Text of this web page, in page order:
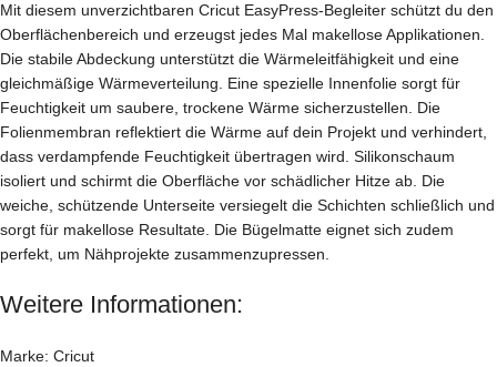
Mit diesem unverzichtbaren Cricut EasyPress-Begleiter schützt du den
Oberflächenbereich und erzeugst jedes Mal makellose Applikationen.
Die stabile Abdeckung unterstützt die Wärmeleitfähigkeit und eine
gleichmäßige Wärmeverteilung. Eine spezielle Innenfolie sorgt für
Feuchtigkeit um saubere, trockene Wärme sicherzustellen. Die
Folienmembran reflektiert die Wärme auf dein Projekt und verhindert,
dass verdampfende Feuchtigkeit übertragen wird. Silikonschaum
isoliert und schirmt die Oberfläche vor schädlicher Hitze ab. Die
weiche, schützende Unterseite versiegelt die Schichten schließlich und
sorgt für makellose Resultate. Die Bügelmatte eignet sich zudem
perfekt, um Nähprojekte zusammenzupressen.
Weitere Informationen:
Marke: Cricut